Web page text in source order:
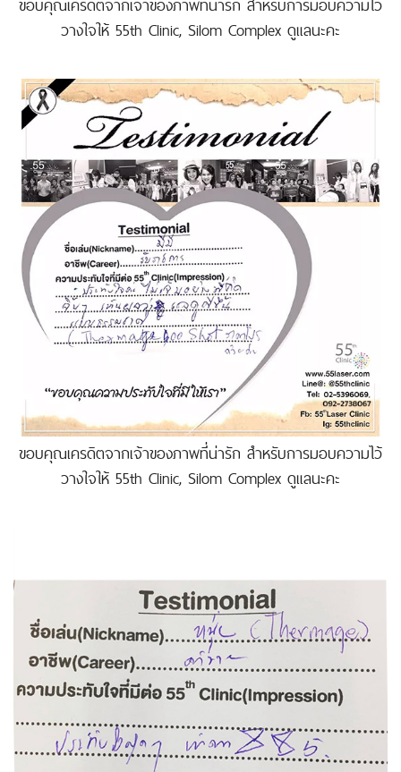
วางใจให้ 55th Clinic, Silom Complex ดูแลนะคะ
ขอบคุณเครดิตจากเจ้าของภาพที่น่ารัก สำหรับการมอบความไว้
วางใจให้ 55th Clinic, Silom Complex ดูแลนะคะ